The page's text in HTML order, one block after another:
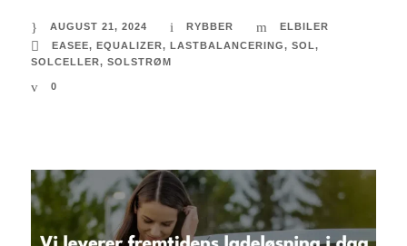
AUGUST 21, 2024 RYBBER
ELBILER
EASEE, EQUALIZER, LASTBALANCERING, SOL,
SOLCELLER, SOLSTRØM
0